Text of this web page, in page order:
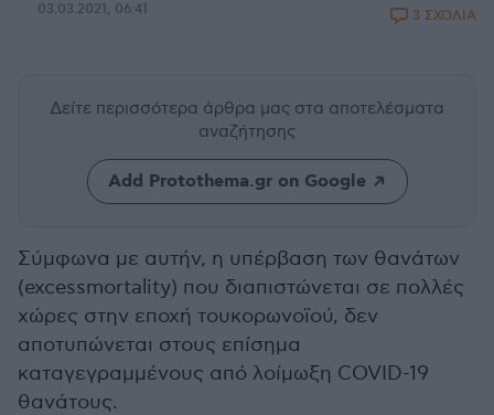
03.03.2021, 06:41 3 ΣΧΟΛΙΑ
Δείτε περισσότερα άρθρα μας στα αποτελέσματα
αναζήτησης
Add Protothema.gr on Google
Σύμφωνα με αυτήν, η υπέρβαση των θανάτων
(excessmortality) που διαπιστώνεται σε πολλές
χώρες στην εποχή τουκορωνοϊού, δεν
αποτυπώνεται στους επίσημα
καταγεγραμμένους από λοίμωξη COVID-19
θανάτους.